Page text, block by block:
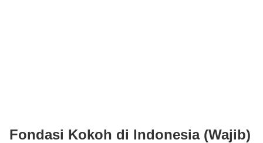
Fondasi Kokoh di Indonesia (Wajib)